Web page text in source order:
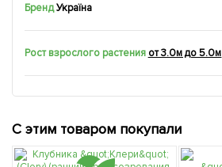
БрендУкраїна
Рост взрослого растения от 3.0м до 5.0м
С этим товаром покупали